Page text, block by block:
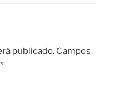
publicado. Campos
*